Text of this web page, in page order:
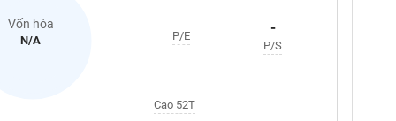
Vốn hóa
N/A P/E -
P/S
Cao 52T